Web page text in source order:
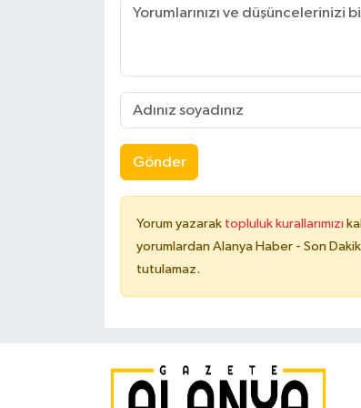
Gönder
Yorum yazarak topluluk kurallarımızı
yorumlardan Alanya Haber - Son
tutulamaz.